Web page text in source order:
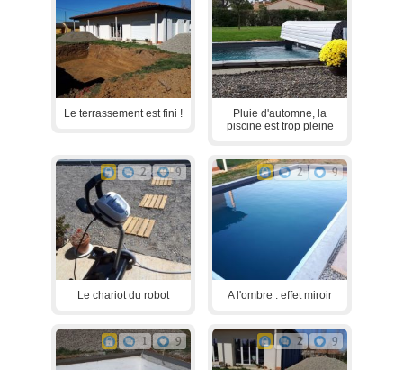
Le terrassement est fini !
Pluie d'automne, la
piscine est trop pleine
2 9
Le chariot du robot
2 9
A l'ombre : effet miroir
1 9 2 9